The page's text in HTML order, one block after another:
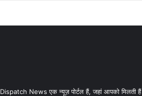
Dispatch News एक न्यूज़ पोर्टल हैं, जहां आपको मिलती हैं